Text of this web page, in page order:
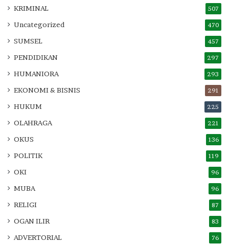
KRIMINAL 507
Uncategorized 470
SUMSEL 457
PENDIDIKAN 297
HUMANIORA 293
EKONOMI & BISNIS 291
HUKUM 225
OLAHRAGA 221
OKUS 136
POLITIK 119
OKI 96
MUBA 96
RELIGI 87
OGAN ILIR 83
ADVERTORIAL 76